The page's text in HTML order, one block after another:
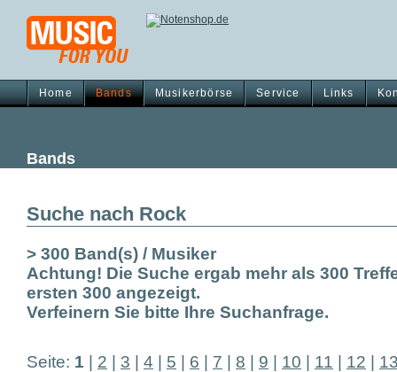
Home Bands Musikerbörse Service Links
Bands
Suche nach Rock
> 300 Band(s) / Musiker
Achtung! Die Suche ergab mehr als 300
ersten 300 angezeigt.
Verfeinern Sie bitte Ihre Suchanfrage.
Seite: 1 2 3 4 5 6 7 8 9 10 11 12